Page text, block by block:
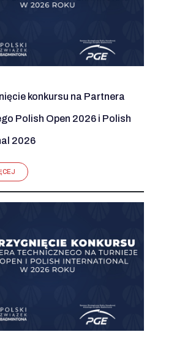
konkursu na Partnera
Polish Open 2026 i Polish
2026